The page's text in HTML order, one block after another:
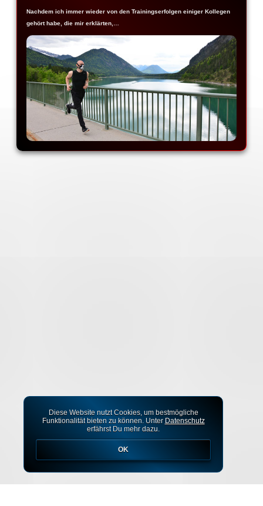
Nachdem ich immer wieder von den Trainingserfolgen einiger Kollegen
gehört habe, die mir erklärten,…
Diese Website nutzt Cookies, um bestmögliche
Funktionalität bieten zu können. Unter Datenschutz
erfährst Du mehr dazu.
OK